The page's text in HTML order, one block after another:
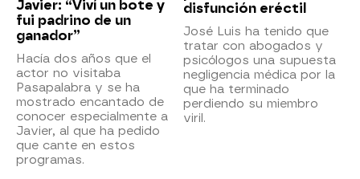
Javier: “Viví un bote y
fui padrino de un
ganador”
Hacía dos años que el
actor no visitaba
Pasapalabra y se ha
mostrado encantado de
conocer especialmente a
Javier, al que ha pedido
que cante en estos
programas.
disfunción eréctil
José Luis ha tenido que
tratar con abogados y
psicólogos una supuesta
negligencia médica por la
que ha terminado
perdiendo su miembro
viril.